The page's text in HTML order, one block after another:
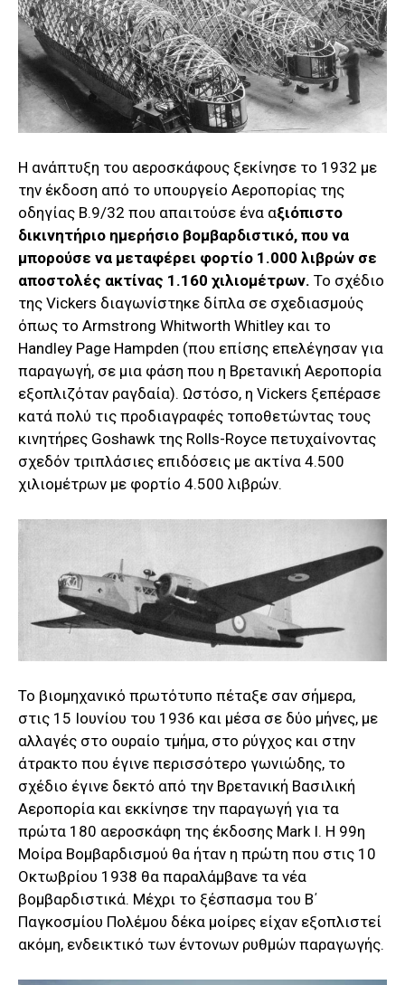
Η ανάπτυξη του αεροσκάφους ξεκίνησε το 1932 με
την έκδοση από το υπουργείο Αεροπορίας της
οδηγίας B.9/32 που απαιτούσε ένα αξιόπιστο
δικινητήριο ημερήσιο βομβαρδιστικό, που να
μπορούσε να μεταφέρει φορτίο 1.000 λιβρών σε
αποστολές ακτίνας 1.160 χιλιομέτρων. Το σχέδιο
της Vickers διαγωνίστηκε δίπλα σε σχεδιασμούς
όπως το Armstrong Whitworth Whitley και το
Handley Page Hampden (που επίσης επελέγησαν για
παραγωγή, σε μια φάση που η Βρετανική Αεροπορία
εξοπλιζόταν ραγδαία). Ωστόσο, η Vickers ξεπέρασε
κατά πολύ τις προδιαγραφές τοποθετώντας τους
κινητήρες Goshawk της Rolls-Royce πετυχαίνοντας
σχεδόν τριπλάσιες επιδόσεις με ακτίνα 4.500
χιλιομέτρων με φορτίο 4.500 λιβρών.
Το βιομηχανικό πρωτότυπο πέταξε σαν σήμερα,
στις 15 Ιουνίου του 1936 και μέσα σε δύο μήνες, με
αλλαγές στο ουραίο τμήμα, στο ρύγχος και στην
άτρακτο που έγινε περισσότερο γωνιώδης, το
σχέδιο έγινε δεκτό από την Βρετανική Βασιλική
Αεροπορία και εκκίνησε την παραγωγή για τα
πρώτα 180 αεροσκάφη της έκδοσης Mark I. Η 99η
Μοίρα Βομβαρδισμού θα ήταν η πρώτη που στις 10
Οκτωβρίου 1938 θα παραλάμβανε τα νέα
βομβαρδιστικά. Μέχρι το ξέσπασμα του Β΄
Παγκοσμίου Πολέμου δέκα μοίρες είχαν εξοπλιστεί
ακόμη, ενδεικτικό των έντονων ρυθμών παραγωγής.